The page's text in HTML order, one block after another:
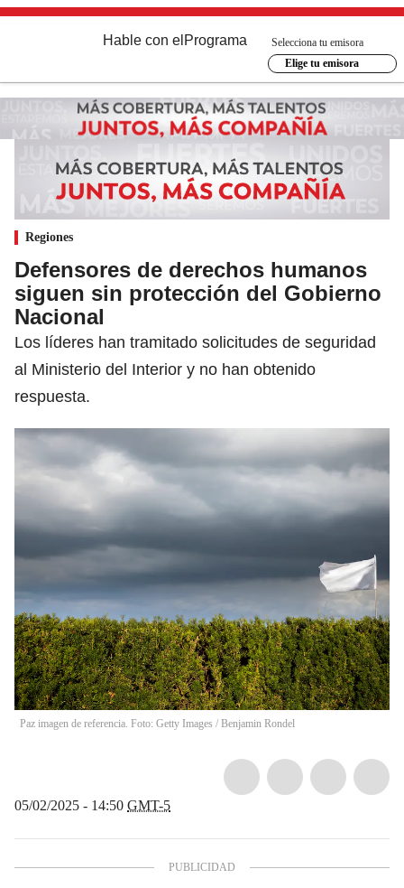
Hable con el Programa
Selecciona tu emisora
Elige tu emisora
Regiones
Defensores de derechos humanos
siguen sin protección del Gobierno
Nacional
Los líderes han tramitado solicitudes de seguridad
al Ministerio del Interior y no han obtenido
respuesta.
Paz imagen de referencia. Foto: Getty Images / Benjamin Rondel
05/02/2025 - 14:50 GMT-5